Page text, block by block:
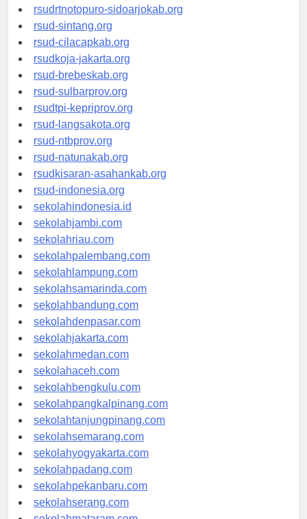
rsudrtnotopuro-sidoarjokab.org
rsud-sintang.org
rsud-cilacapkab.org
rsudkoja-jakarta.org
rsud-brebeskab.org
rsud-sulbarprov.org
rsudtpi-kepriprov.org
rsud-langsakota.org
rsud-ntbprov.org
rsud-natunakab.org
rsudkisaran-asahankab.org
rsud-indonesia.org
sekolahindonesia.id
sekolahjambi.com
sekolahriau.com
sekolahpalembang.com
sekolahlampung.com
sekolahsamarinda.com
sekolahbandung.com
sekolahdenpasar.com
sekolahjakarta.com
sekolahmedan.com
sekolahaceh.com
sekolahbengkulu.com
sekolahpangkalpinang.com
sekolahtanjungpinang.com
sekolahsemarang.com
sekolahyogyakarta.com
sekolahpadang.com
sekolahpekanbaru.com
sekolahserang.com